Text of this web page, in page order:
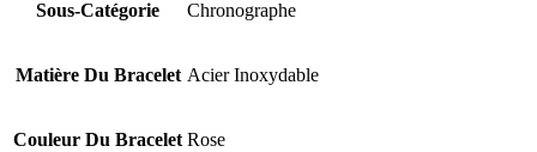
Sous-Catégorie Chronographe
Matière Du Bracelet Acier Inoxydable
Couleur Du Bracelet Rose